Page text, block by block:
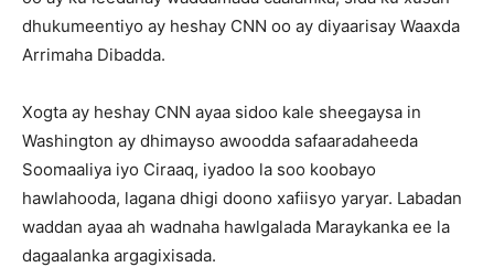
dhukumeentiyo ay heshay CNN oo ay diyaarisay Waaxda
Arrimaha Dibadda.
Xogta ay heshay CNN ayaa sidoo kale sheegaysa in
Washington ay dhimayso awoodda safaaradaheeda
Soomaaliya iyo Ciraaq, iyadoo la soo koobayo
hawlahooda, lagana dhigi doono xafiisyo yaryar. Labadan
waddan ayaa ah wadnaha hawlgalada Maraykanka ee la
dagaalanka argagixisada.